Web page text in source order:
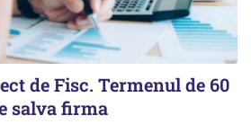
de Fisc. Termenul de 60
salva firma